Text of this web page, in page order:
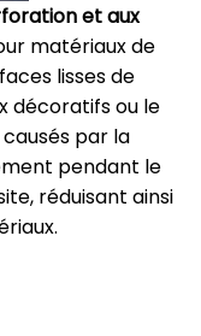
et aux
matériaux de
lisses de
décoratifs ou le
par la
pendant le
réduisant ainsi